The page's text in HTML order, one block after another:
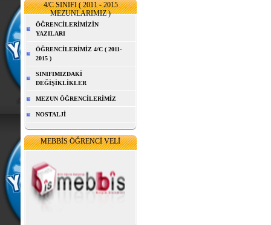
4/C SINIFI ( 2011 - 2015
MEZUNLARIMIZ )
ÖĞRENCİLERİMİZİN
YAZILARI
ÖĞRENCİLERİMİZ 4/C ( 2011-
2015 )
SINIFIMIZDAKİ
DEĞİŞİKLİKLER
MEZUN ÖĞRENCİLERİMİZ
NOSTALJİ
MEBBİS ÖĞRENCİ VELİ